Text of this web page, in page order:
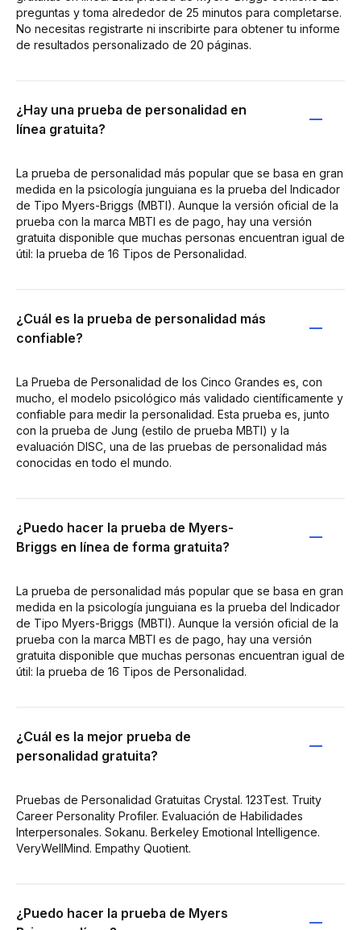
preguntas y toma alrededor de 25 minutos para completarse.
No necesitas registrarte ni inscribirte para obtener tu informe
de resultados personalizado de 20 páginas.
¿Hay una prueba de personalidad en
línea gratuita?
La prueba de personalidad más popular que se basa en gran
medida en la psicología junguiana es la prueba del Indicador
de Tipo Myers-Briggs (MBTI). Aunque la versión oficial de la
prueba con la marca MBTI es de pago, hay una versión
gratuita disponible que muchas personas encuentran igual de
útil: la prueba de 16 Tipos de Personalidad.
¿Cuál es la prueba de personalidad más
confiable?
La Prueba de Personalidad de los Cinco Grandes es, con
mucho, el modelo psicológico más validado científicamente y
confiable para medir la personalidad. Esta prueba es, junto
con la prueba de Jung (estilo de prueba MBTI) y la
evaluación DISC, una de las pruebas de personalidad más
conocidas en todo el mundo.
¿Puedo hacer la prueba de Myers-
Briggs en línea de forma gratuita?
La prueba de personalidad más popular que se basa en gran
medida en la psicología junguiana es la prueba del Indicador
de Tipo Myers-Briggs (MBTI). Aunque la versión oficial de la
prueba con la marca MBTI es de pago, hay una versión
gratuita disponible que muchas personas encuentran igual de
útil: la prueba de 16 Tipos de Personalidad.
¿Cuál es la mejor prueba de
personalidad gratuita?
Pruebas de Personalidad Gratuitas Crystal. 123Test. Truity
Career Personality Profiler. Evaluación de Habilidades
Interpersonales. Sokanu. Berkeley Emotional Intelligence.
VeryWellMind. Empathy Quotient.
¿Puedo hacer la prueba de Myers